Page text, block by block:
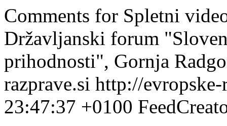
Comments for Spletni
Državljanski forum
prihodnosti", Gornja
razprave.si http://
23:47:37 +0100